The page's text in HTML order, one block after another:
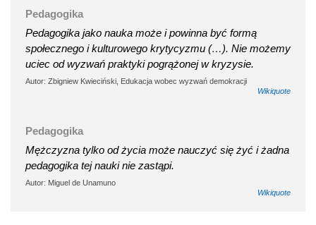
Pedagogika
Pedagogika jako nauka może i powinna być formą
społecznego i kulturowego krytycyzmu (…). Nie możemy
uciec od wyzwań praktyki pogrążonej w kryzysie.
Autor: Zbigniew Kwieciński, Edukacja wobec wyzwań demokracji
Wikiquote
Pedagogika
Mężczyzna tylko od życia może nauczyć się żyć i żadna
pedagogika tej nauki nie zastąpi.
Autor: Miguel de Unamuno
Wikiquote